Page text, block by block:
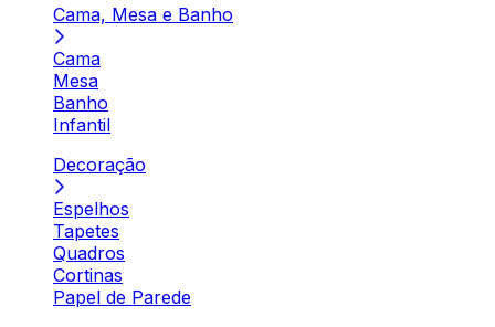
Cama, Mesa e Banho
Cama
Mesa
Banho
Infantil
Decoração
Espelhos
Tapetes
Quadros
Cortinas
Papel de Parede